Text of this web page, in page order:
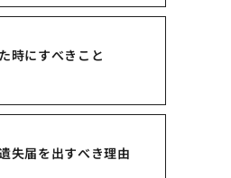
時にすべきこと
失届を出すべき理由